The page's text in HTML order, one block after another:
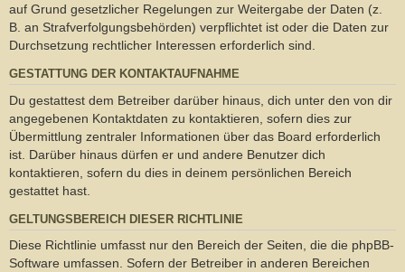
auf Grund gesetzlicher Regelungen zur Weitergabe der Daten (z.
B. an Strafverfolgungsbehörden) verpflichtet ist oder die Daten zur
Durchsetzung rechtlicher Interessen erforderlich sind.
GESTATTUNG DER KONTAKTAUFNAHME
Du gestattest dem Betreiber darüber hinaus, dich unter den von dir
angegebenen Kontaktdaten zu kontaktieren, sofern dies zur
Übermittlung zentraler Informationen über das Board erforderlich
ist. Darüber hinaus dürfen er und andere Benutzer dich
kontaktieren, sofern du dies in deinem persönlichen Bereich
gestattet hast.
GELTUNGSBEREICH DIESER RICHTLINIE
Diese Richtlinie umfasst nur den Bereich der Seiten, die die phpBB-
Software umfassen. Sofern der Betreiber in anderen Bereichen